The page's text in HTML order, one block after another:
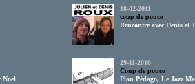
18-02-2011
coup de pouce
Rencontre avec Denis et
Noel
29-11-2010
Coup de pouce
Plan Pédago, Le Jazz